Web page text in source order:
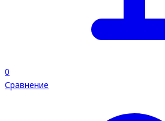
0
Сравнение